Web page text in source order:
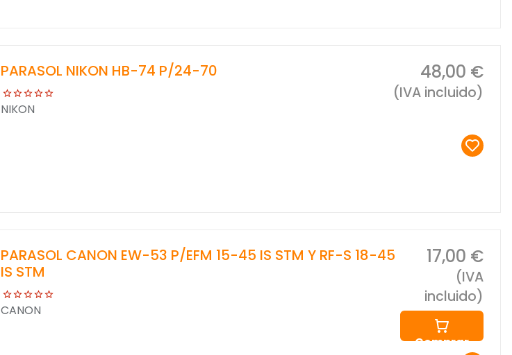
PARASOL NIKON HB-74 P/24-70
NIKON
48,00 €
(IVA incluido)
PARASOL CANON EW-53 P/EFM 15-45 IS STM Y RF-S 18-45
IS STM
CANON
17,00 €
(IVA
incluido)
Comprar